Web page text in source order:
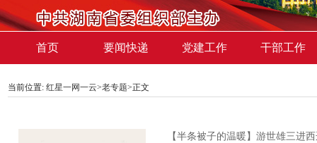
首页 要闻快递 党建工作 干部工作
当前位置: 红星一网一云>老专题>正文
【半条被子的温暖】游世雄三进